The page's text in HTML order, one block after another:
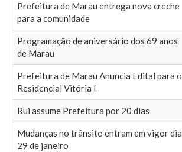
Prefeitura de Marau entrega nova creche
para a comunidade
Programação de aniversário dos 69 anos
de Marau
Prefeitura de Marau Anuncia Edital para o
Residencial Vitória I
Rui assume Prefeitura por 20 dias
Mudanças no trânsito entram em vigor dia
29 de janeiro